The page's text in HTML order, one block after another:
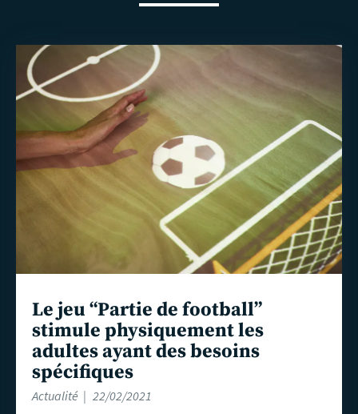
Le jeu “Partie de football”
stimule physiquement les
adultes ayant des besoins
spécifiques
Actualité 22/02/2021
En
savoir
plus